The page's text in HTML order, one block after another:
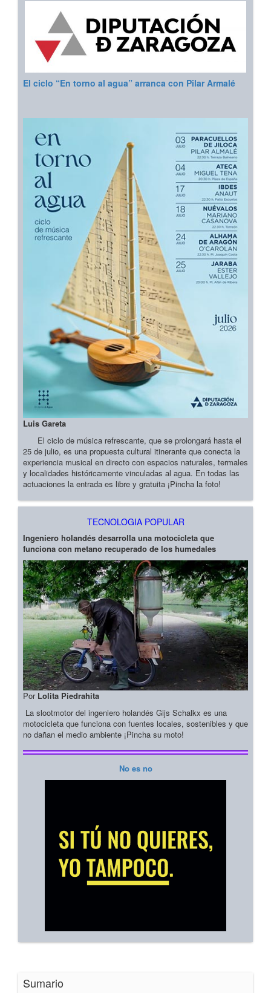
El ciclo “En torno al agua” arranca con Pilar Armalé
Luis Gareta
El ciclo de música refrescante, que se prolongará hasta el
25 de julio, es una propuesta cultural itinerante que conecta la
experiencia musical en directo con espacios naturales, termales
y localidades históricamente vinculadas al agua. En todas las
actuaciones la entrada es libre y gratuita ¡Pincha la foto!
TECNOLOGIA POPULAR
Ingeniero holandés desarrolla una motocicleta que
funciona con metano recuperado de los humedales
Por Lolita Piedrahita
La slootmotor del ingeniero holandés Gijs Schalkx es una
motocicleta que funciona con fuentes locales, sostenibles y que
no dañan el medio ambiente ¡Pincha su moto!
No es no
Sumario